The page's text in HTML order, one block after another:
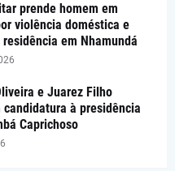
prende homem em
violência doméstica e
em Nhamundá
e Juarez Filho
à presidência
Caprichoso